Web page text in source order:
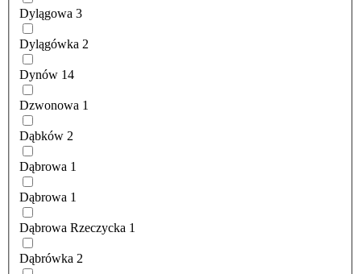
Dylągowa 3
Dylągówka 2
Dynów 14
Dzwonowa 1
Dąbków 2
Dąbrowa 1
Dąbrowa 1
Dąbrowa Rzeczycka 1
Dąbrówka 2